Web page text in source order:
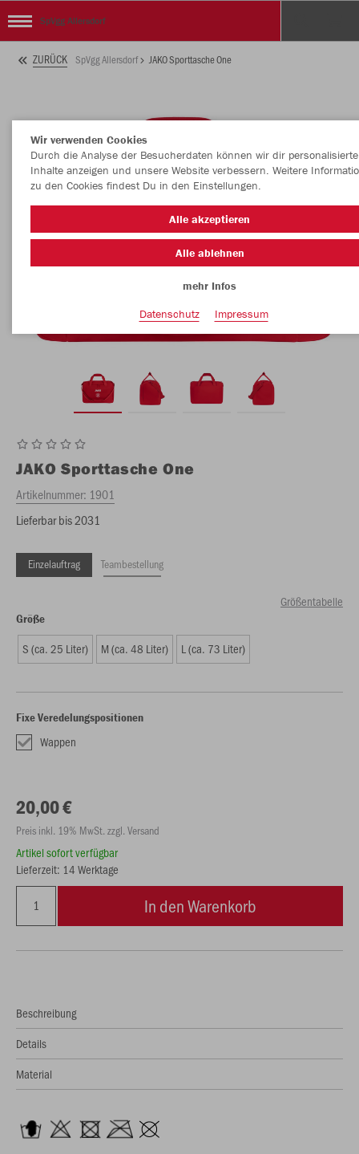
SpVgg Allersdorf
ZURÜCK SpVgg Allersdorf JAKO Sporttasche One
JAKO Sporttasche One
Artikelnummer: 1901
Lieferbar bis 2031
Einzelauftrag Teambestellung
Größentabelle
Größe
S (ca. 25 Liter) M (ca. 48 Liter) L (ca. 73 Liter)
Fixe Veredelungspositionen
Wappen
20,00 €
Preis inkl. 19% MwSt. zzgl. Versand
Artikel sofort verfügbar
Lieferzeit: 14 Werktage
In den Warenkorb
Beschreibung
Details
Material
Wir verwenden Cookies
Durch die Analyse der Besucherdaten können wir dir personalisierte
Inhalte anzeigen und unsere Website verbessern. Weitere
zu den Cookies findest Du in den Einstellungen.
Alle akzeptieren
Alle ablehnen
mehr Infos
Datenschutz
Impressum